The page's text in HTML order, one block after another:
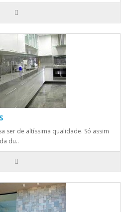
ser de altíssima qualidade. Só assim
du..